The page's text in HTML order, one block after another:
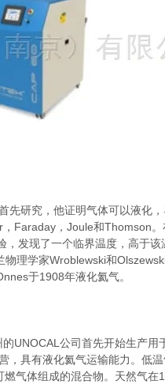
先研究，他证明气体可以液化
， Faraday ， Joule和Thomson
，发现了一个临界温度，高于
物理学家Wroblewski和
于1908年液化氦气。
的UNOCAL 公司首先开始生产用
，具有液化氦气运输能力。低
燃气体组成的混合物。天然气在